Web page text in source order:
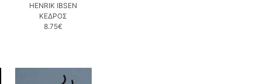
HENRIK IBSEN
ΚΕΔΡΟΣ
8.75€